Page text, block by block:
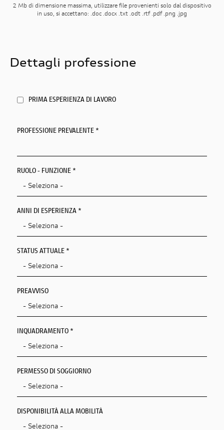
2 Mb di dimensione massima, utilizzare file provenienti solo dal dispositivo
in uso, si accettano: .doc .docx .txt .odt .rtf .pdf .png .jpg
Dettagli professione
PRIMA ESPERIENZA DI LAVORO
PROFESSIONE PREVALENTE *
RUOLO - FUNZIONE *
ANNI DI ESPERIENZA *
STATUS ATTUALE *
PREAVVISO
INQUADRAMENTO *
PERMESSO DI SOGGIORNO
DISPONIBILITÀ ALLA MOBILITÀ